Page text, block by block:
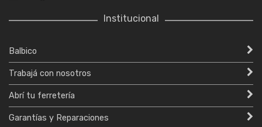
Institucional
Balbico
Trabajá con nosotros
Abrí tu ferretería
Garantías y Reparaciones